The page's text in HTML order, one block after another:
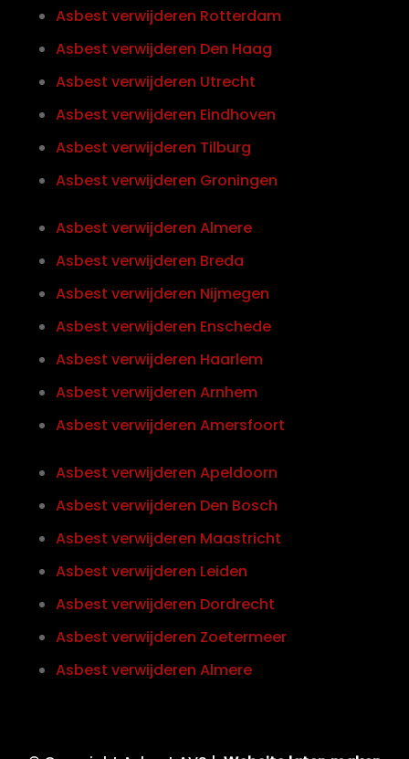
Asbest verwijderen Rotterdam
Asbest verwijderen Den Haag
Asbest verwijderen Utrecht
Asbest verwijderen Eindhoven
Asbest verwijderen Tilburg
Asbest verwijderen Groningen
Asbest verwijderen Almere
Asbest verwijderen Breda
Asbest verwijderen Nijmegen
Asbest verwijderen Enschede
Asbest verwijderen Haarlem
Asbest verwijderen Arnhem
Asbest verwijderen Amersfoort
Asbest verwijderen Apeldoorn
Asbest verwijderen Den Bosch
Asbest verwijderen Maastricht
Asbest verwijderen Leiden
Asbest verwijderen Dordrecht
Asbest verwijderen Zoetermeer
Asbest verwijderen Almere